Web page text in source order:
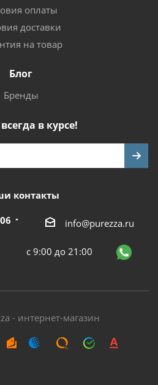
оплаты
доставки
на товар
Блог
Бренды
в курсе!
контакты
info@purezza.ru
с 9:00 до 21:00
- интернет-магазин